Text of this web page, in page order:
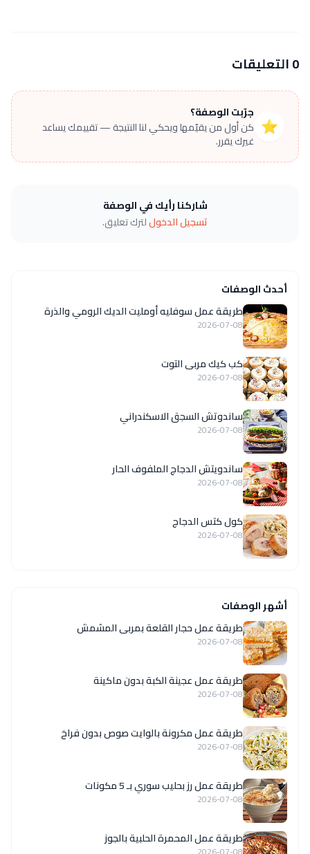
0 التعليقات
⭐
جرّبت الوصفة؟
كن أول من يقيّمها ويحكي لنا النتيجة — تقييمك يساعد
غيرك يقرر.
شاركنا رأيك في الوصفة
تسجيل الدخوللترك تعليق.
أحدث الوصفات
طريقة عمل سوفليه أومليت الديك الرومي والذرة
2026-07-08
كب كيك مربى التوت
2026-07-08
ساندوتش السجق الاسكندراني
2026-07-08
ساندويتش الدجاج الملفوف الحار
2026-07-08
كول كتس الدجاج
2026-07-08
أشهر الوصفات
طريقة عمل حجار القلعة بمربى المشمش
2026-07-08
طريقة عمل عجينة الكبة بدون ماكينة
2026-07-08
طريقة عمل مكرونة بالوايت صوص بدون فراخ
2026-07-08
طريقة عمل رز بحليب سوري بـ 5 مكونات
2026-07-08
طريقة عمل المحمرة الحلبية بالجوز